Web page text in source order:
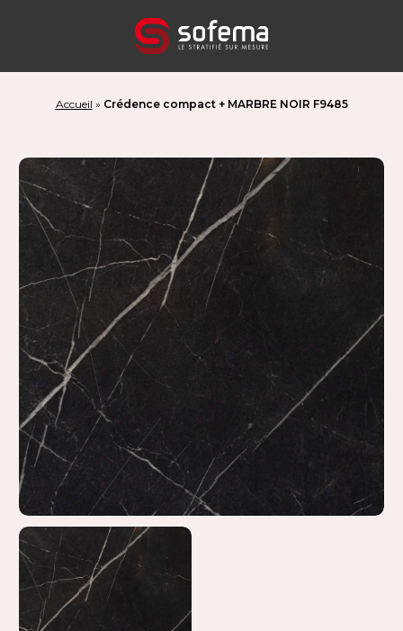
Accueil » Crédence compact + MARBRE NOIR F9485